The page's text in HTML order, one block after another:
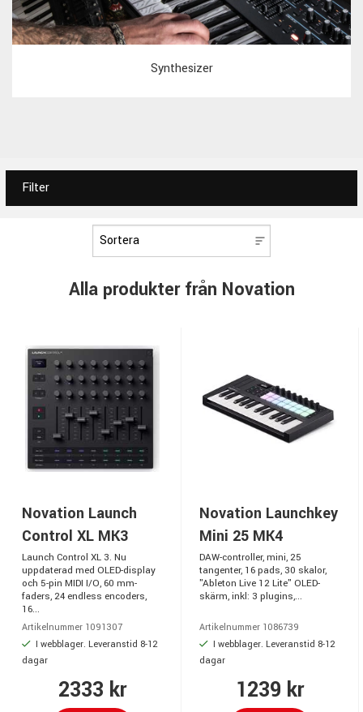
Synthesizer
Filter
Alla produkter från Novation
Novation Launch
Control XL MK3
Launch Control XL 3. Nu
uppdaterad med OLED-display
och 5-pin MIDI I/O, 60 mm-
faders, 24 endless encoders,
16...
Artikelnummer 1091307
I webblager. Leveranstid 8-12
dagar
2333 kr
Novation Launchkey
Mini 25 MK4
DAW-controller, mini, 25
tangenter, 16 pads, 30 skalor,
"Ableton Live 12 Lite" OLED-
skärm, inkl: 3 plugins,...
Artikelnummer 1086739
I webblager. Leveranstid 8-12
dagar
1239 kr